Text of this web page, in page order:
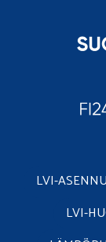
LVI-
LVI-